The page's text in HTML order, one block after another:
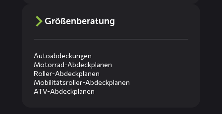
Größenberatung
Autoabdeckungen
Motorrad-Abdeckplanen
Roller-Abdeckplanen
Mobilitätsroller-Abdeckplanen
ATV-Abdeckplanen